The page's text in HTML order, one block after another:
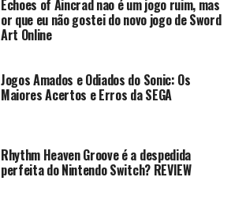
Echoes of Aincrad nao é um jogo ruim, mas
or que eu não gostei do novo jogo de Sword
Art Online
Jogos Amados e Odiados do Sonic: Os
Maiores Acertos e Erros da SEGA
Rhythm Heaven Groove é a despedida
perfeita do Nintendo Switch? REVIEW